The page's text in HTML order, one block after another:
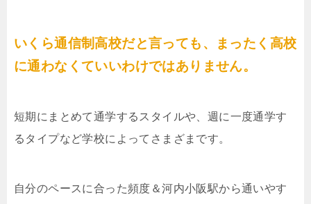
いくら通信制高校だと言っても、まったく高校
に通わなくていいわけではありません。
短期にまとめて通学するスタイルや、週に一度通学す
るタイプなど学校によってさまざまです。
自分のペースに合った頻度＆河内小阪駅から通いやす